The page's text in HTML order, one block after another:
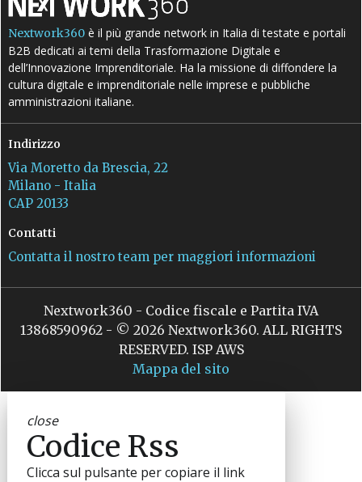
Nextwork360 è il più grande network in Italia di testate e portali
B2B dedicati ai temi della Trasformazione Digitale e
dell’Innovazione Imprenditoriale. Ha la missione di diffondere la
cultura digitale e imprenditoriale nelle imprese e pubbliche
amministrazioni italiane.
Indirizzo
Via Moretto da Brescia, 22
Milano - Italia
CAP 20133
Contatti
Contatta il nostro team per maggiori informazioni
Nextwork360 - Codice fiscale e Partita IVA
13868590962 - © 2026 Nextwork360. ALL RIGHTS
RESERVED. ISP AWS
Mappa del sito
close
Codice Rss
Clicca sul pulsante per copiare il link